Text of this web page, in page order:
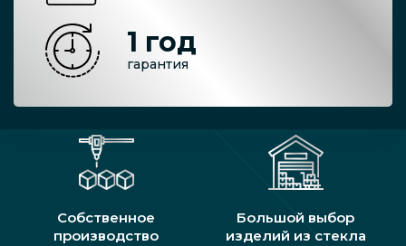
1 год
гарантия
Собственное
производство
Большой выбор
изделий из стекла